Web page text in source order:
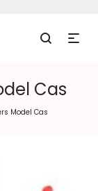
Cas
Model Cas